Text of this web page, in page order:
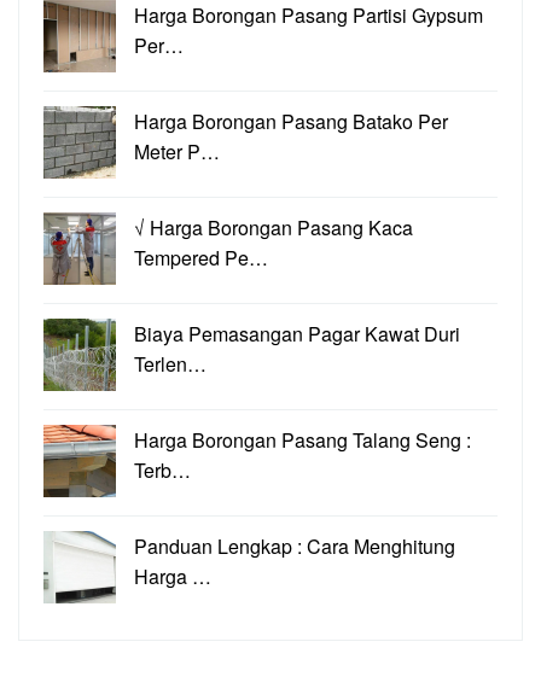
Harga Borongan Pasang Partisi Gypsum
Per…
Harga Borongan Pasang Batako Per
Meter P…
√ Harga Borongan Pasang Kaca
Tempered Pe…
Biaya Pemasangan Pagar Kawat Duri
Terlen…
Harga Borongan Pasang Talang Seng :
Terb…
Panduan Lengkap : Cara Menghitung
Harga …